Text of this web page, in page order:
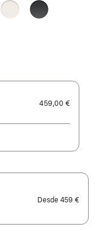
Luz das estrelas
Preto
459,00 €
Desde 459 €